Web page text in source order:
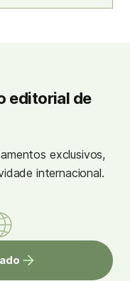
editorial de
exclusivos,
internacional.